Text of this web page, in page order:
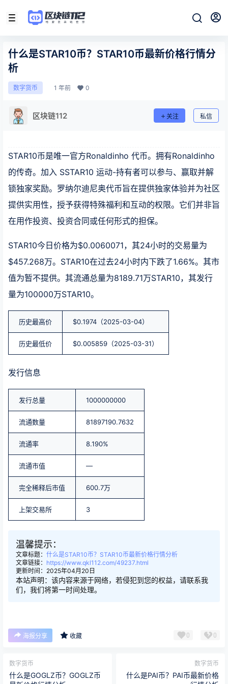
什么是STAR10币？STAR10币最新价格行情分
析
数字货币 1 年前 0
区块链112 关注 私信
STAR10币是唯一官方Ronaldinho 代币。拥有Ronaldinho
的传奇。加入 SSTAR10 运动-持有者可以参与、赢取并解
锁独家奖励。罗纳尔迪尼奥代币旨在提供独家体验并为社区
提供实用性，授予获得特殊福利和互动的权限。它们并非旨
在用作投资、投资合同或任何形式的担保。
STAR10今日价格为$0.0060071，其24小时的交易量为
$457.268万。STAR10在过去24小时内下跌了1.66%。其市
值为暂不提供。其流通总量为8189.71万STAR10，其发行
量为100000万STAR10。
历史最高价 $0.1974（2025-03-04）
历史最低价 $0.005859（2025-03-31）
发行信息
发行总量 1000000000
流通数量 81897190.7632
流通率 8.190%
流通市值 —
完全稀释后市值 600.7万
上架交易所 3
温馨提示：
文章标题： 什么是STAR10币？STAR10币最新价格行情分析
文章链接： https://www.qkl112.com/49237.html
更新时间：2025年04月20日
本站声明：该内容来源于网络，若侵犯到您的权益，请联系我
们，我们将第一时间处理。
海报分享 收藏 0 0
数字货币
什么是GOGLZ币？GOGLZ币
数字货币
什么是PAI币？PAI币最新价格